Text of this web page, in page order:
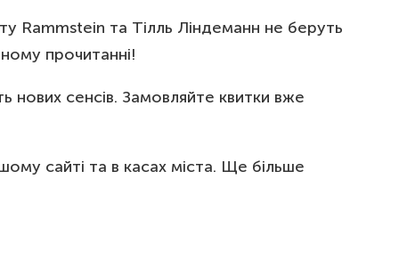
Rammstein та Тілль Ліндеманн не беруть
прочитанні!
нових сенсів. Замовляйте квитки вже
сайті та в касах міста. Ще більше